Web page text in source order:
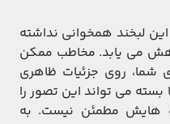
این لبخند همخوانی نداشته
می ‌یابد. مخاطب ممکن
شما، روی جزئیات ظاهری
می‌ تواند این تصور را
هایش مطمئن نیست. به